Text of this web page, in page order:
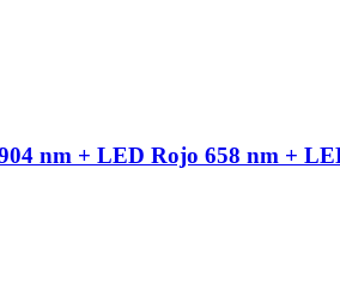
nm + LED Rojo 658 nm +